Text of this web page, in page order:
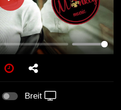
PLAY
Breit